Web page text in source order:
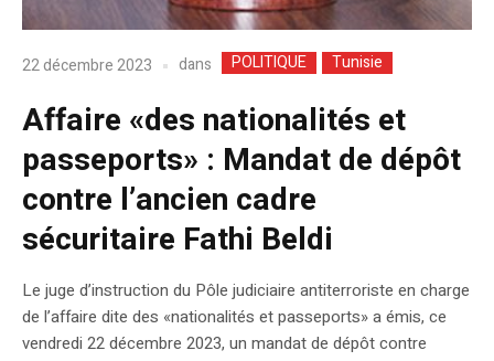
22 décembre 2023 dans POLITIQUE Tunisie
Affaire «des nationalités et
passeports» : Mandat de dépôt
contre l’ancien cadre
sécuritaire Fathi Beldi
Le juge d’instruction du Pôle judiciaire antiterroriste en charge
de l’affaire dite des «nationalités et passeports» a émis, ce
vendredi 22 décembre 2023, un mandat de dépôt contre